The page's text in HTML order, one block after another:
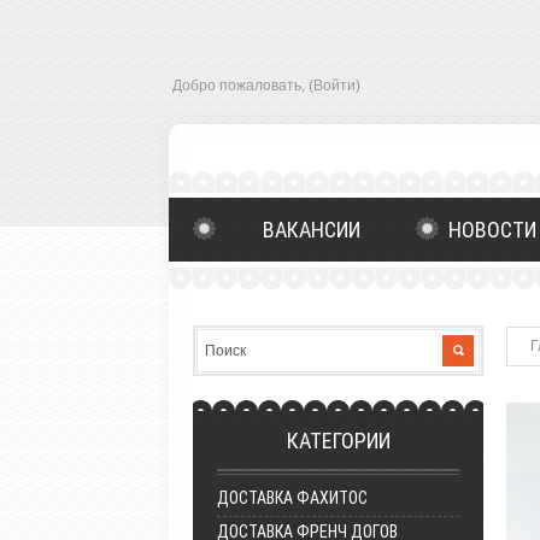
Добро пожаловать, (Войти)
ВАКАНСИИ НОВОСТИ
КАТЕГОРИИ
ДОСТАВКА ФАХИТОС
ДОСТАВКА ФРЕНЧ ДОГОВ